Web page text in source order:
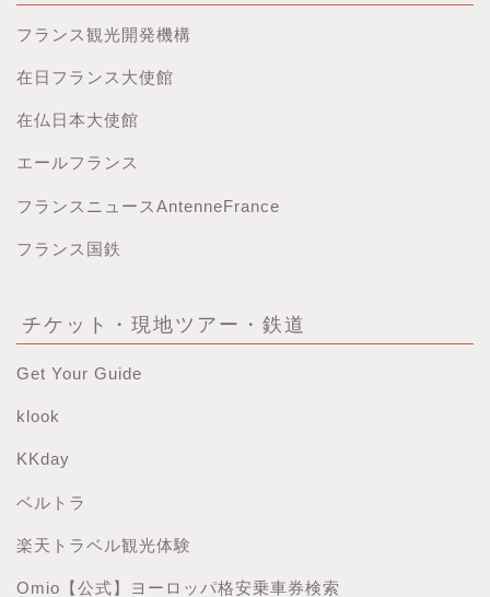
フランス観光開発機構
在日フランス大使館
在仏日本大使館
エールフランス
フランスニュースAntenneFrance
フランス国鉄
チケット・現地ツアー・鉄道
Get Your Guide
klook
KKday
ベルトラ
楽天トラベル観光体験
Omio【公式】ヨーロッパ格安乗車券検索ホーム